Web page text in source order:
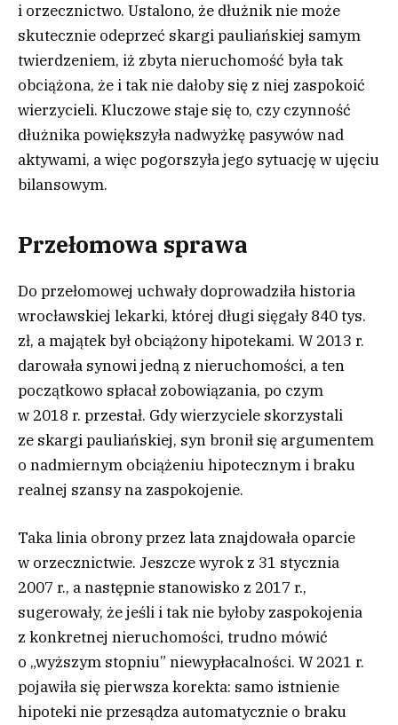
i orzecznictwo. Ustalono, że dłużnik nie może
skutecznie odeprzeć skargi pauliańskiej samym
twierdzeniem, iż zbyta nieruchomość była tak
obciążona, że i tak nie dałoby się z niej zaspokoić
wierzycieli. Kluczowe staje się to, czy czynność
dłużnika powiększyła nadwyżkę pasywów nad
aktywami, a więc pogorszyła jego sytuację w ujęciu
bilansowym.
Przełomowa sprawa
Do przełomowej uchwały doprowadziła historia
wrocławskiej lekarki, której długi sięgały 840 tys.
zł, a majątek był obciążony hipotekami. W 2013 r.
darowała synowi jedną z nieruchomości, a ten
początkowo spłacał zobowiązania, po czym
w 2018 r. przestał. Gdy wierzyciele skorzystali
ze skargi pauliańskiej, syn bronił się argumentem
o nadmiernym obciążeniu hipotecznym i braku
realnej szansy na zaspokojenie.
Taka linia obrony przez lata znajdowała oparcie
w orzecznictwie. Jeszcze wyrok z 31 stycznia
2007 r., a następnie stanowisko z 2017 r.,
sugerowały, że jeśli i tak nie byłoby zaspokojenia
z konkretnej nieruchomości, trudno mówić
o „wyższym stopniu” niewypłacalności. W 2021 r.
pojawiła się pierwsza korekta: samo istnienie
hipoteki nie przesądza automatycznie o braku